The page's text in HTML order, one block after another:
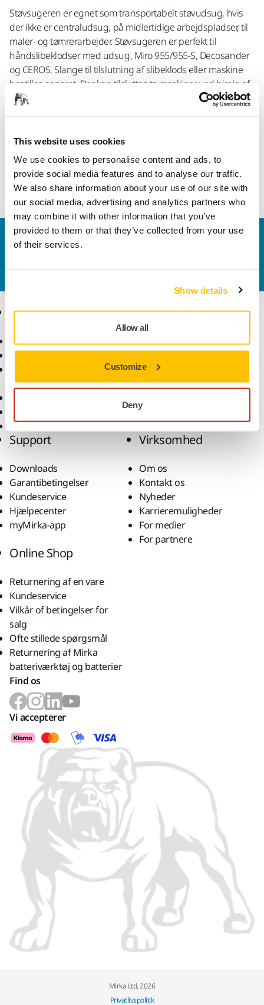
This website uses cookies
We use cookies to personalise content and ads, to
provide social media features and to analyse our traffic.
We also share information about your use of our site with
our social media, advertising and analytics partners who
may combine it with other information that you’ve
provided to them or that they’ve collected from your use
of their services.
Show details
Allow all
Customize
Deny
Støvsugeren er egnet som transportabelt støvudsug, hvis
der ikke er centraludsug, på midlertidige arbejdspladser, til
maler- og tømrerarbejder. Støvsugeren er perfekt til
håndslibeklodser med udsug, Miro 955/955-S, Decosander
og CEROS. Slange til tilslutning af slibeklods eller maskine
bestilles separat. Der kan tilsluttes to maskiner ved hjælp af
en Y-kobling. Til autostart af trykluftmaskiner kræves
via udtaget på maskinen. Støvsugeren kan også benyttes til
vådsugning. Der medfølger en fleecepose. Filteret renses
nemt med en knap på støvsugeren, et såkaldt push & clean-
system.
Kontakt os
Produkter
Elektrisk værktøj
Støvfri slibning
polermidler
Profilerede brands
Knowhow
Brancher
Anvendelsesformål
Løsninger
Support
Downloads
Garantibetingelser
Kundeservice
Hjælpecenter
myMirka-app
Virksomhed
Om os
Kontakt os
Nyheder
Karrieremuligheder
For medier
For partnere
Online Shop
Returnering af en vare
Kundeservice
Vilkår of betingelser for
salg
Ofte stillede spørgsmål
Returnering af Mirka
batteriværktøj og batterier
Find os
Vi accepterer
Mirka Ltd, 2026
Privatlivspolitik